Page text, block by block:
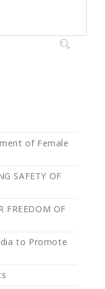
of Female
SAFETY OF
FREEDOM OF
to Promote